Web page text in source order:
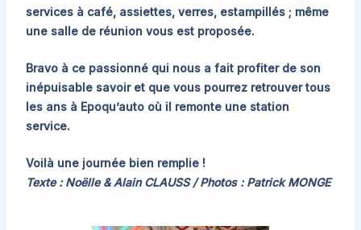
services à café, assiettes, verres, estampillés ; même
une salle de réunion vous est proposée.
Bravo à ce passionné qui nous a fait profiter de son
inépuisable savoir et que vous pourrez retrouver tous
les ans à Epoqu’auto où il remonte une station
service.
Voilà une journée bien remplie !
Texte : Noëlle & Alain CLAUSS / Photos : Patrick MONGE